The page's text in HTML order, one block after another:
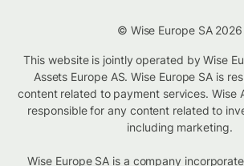
© Wise Europe SA 2026
This website is jointly operated by Wise
Assets Europe AS. Wise Europe SA is
content related to payment services. Wise
responsible for any content related to
including marketing.
Wise Europe SA is a company